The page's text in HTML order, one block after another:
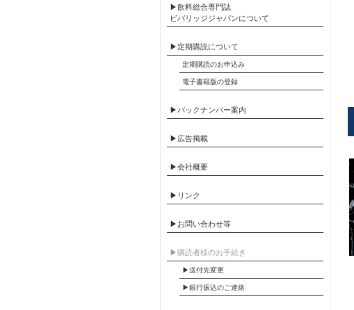
▶飲料総合専門誌
ビバリッジジャパンについて
▶定期購読について
定期購読のお申込み
電子書籍版の登録
▶バックナンバー案内
▶広告掲載
▶会社概要
▶リンク
▶お問い合わせ等
▶︎購読者様のお手続き
▶送付先変更
▶︎銀行振込のご連絡